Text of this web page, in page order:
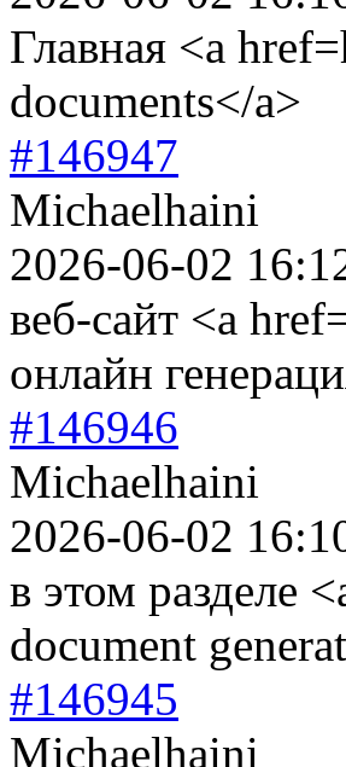
Главная <a
documents</a>
#146947
Michaelhaini
2026-06-02
веб-сайт <a
онлайн
#146946
Michaelhaini
2026-06-02
в этом разделе
document
#146945
Michaelhaini